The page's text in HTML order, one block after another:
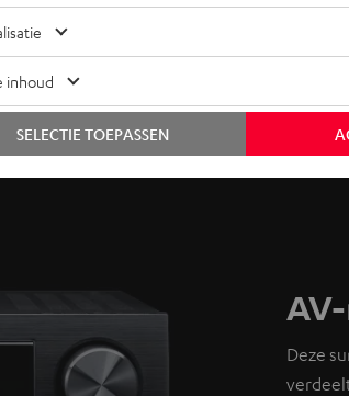
Deze
inhoud
SELECTIE TOEPASSEN